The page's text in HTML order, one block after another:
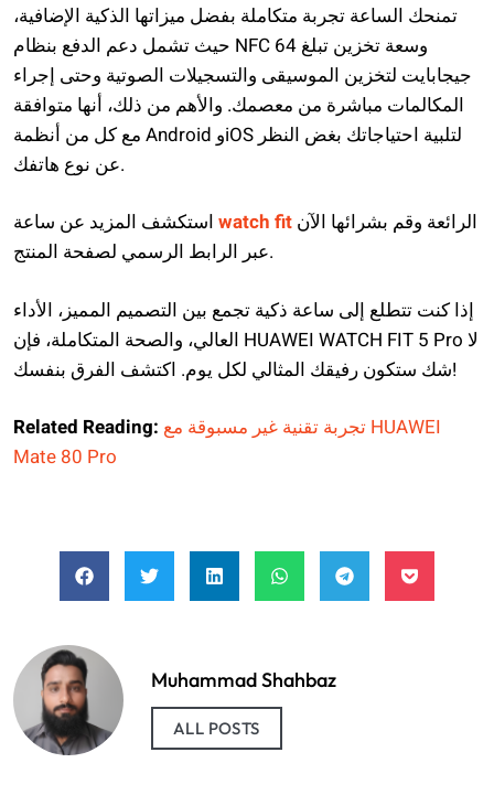
تمنحك الساعة تجربة متكاملة بفضل ميزاتها الذكية الإضافية،
حيث تشمل دعم الدفع بنظام NFC وسعة تخزين تبلغ 64
جيجابايت لتخزين الموسيقى والتسجيلات الصوتية وحتى إجراء
المكالمات مباشرة من معصمك. والأهم من ذلك، أنها متوافقة
مع كل من أنظمة Android وiOS لتلبية احتياجاتك بغض النظر
عن نوع هاتفك.
استكشف المزيد عن ساعة watch fit
عبر الرابط الرسمي لصفحة المنتج.
إذا كنت تتطلع إلى ساعة ذكية تجمع بين التصميم المميز، الأداء
العالي، والصحة المتكاملة، فإن HUAWEI WATCH FIT 5 Pro لا
شك ستكون رفيقك المثالي لكل يوم. اكتشف الفرق بنفسك!
Related Reading: تجربة تقنية غير مسبوقة مع HUAWEI
Mate 80 Pro
Muhammad Shahbaz
ALL POSTS